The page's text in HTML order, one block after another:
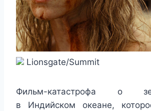
Lionsgate/Summit
Фильм-катастрофа о
в Индийском океане,